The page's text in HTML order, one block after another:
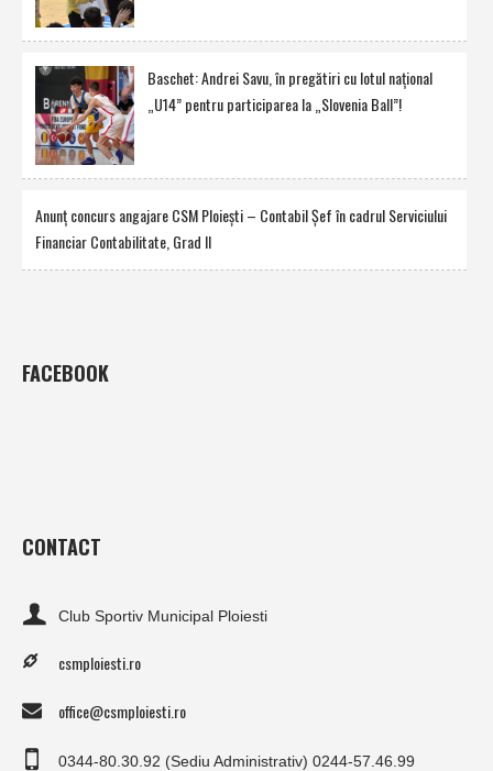
Baschet: Andrei Savu, în pregătiri cu lotul naţional
„U14” pentru participarea la „Slovenia Ball”!
Anunţ concurs angajare CSM Ploieşti – Contabil Şef în cadrul Serviciului
Financiar Contabilitate, Grad II
FACEBOOK
CONTACT
Club Sportiv Municipal Ploiesti
csmploiesti.ro
office@csmploiesti.ro
0344-80.30.92 (Sediu Administrativ) 0244-57.46.99